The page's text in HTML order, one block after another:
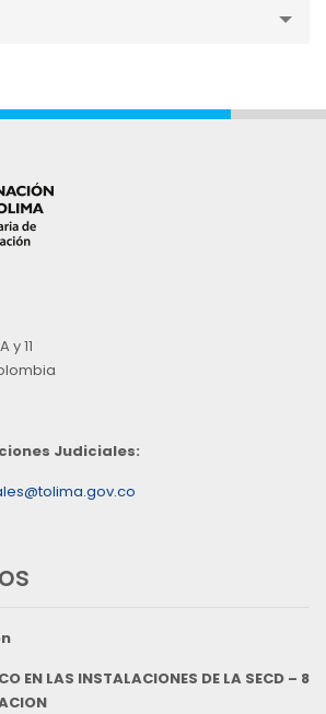
y 11
Judiciales:
EN LAS INSTALACIONES DE LA SECD – 8